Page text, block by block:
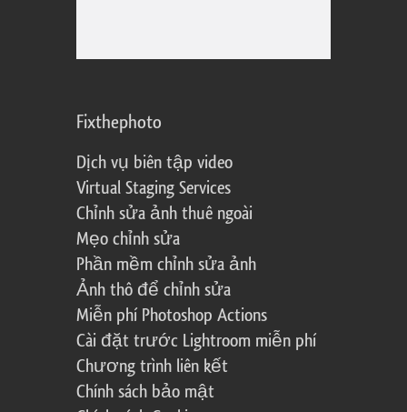
Fixthephoto
Dịch vụ biên tập video
Virtual Staging Services
Chỉnh sửa ảnh thuê ngoài
Mẹo chỉnh sửa
Phần mềm chỉnh sửa ảnh
Ảnh thô để chỉnh sửa
Miễn phí Photoshop Actions
Cài đặt trước Lightroom miễn phí
Chương trình liên kết
Chính sách bảo mật